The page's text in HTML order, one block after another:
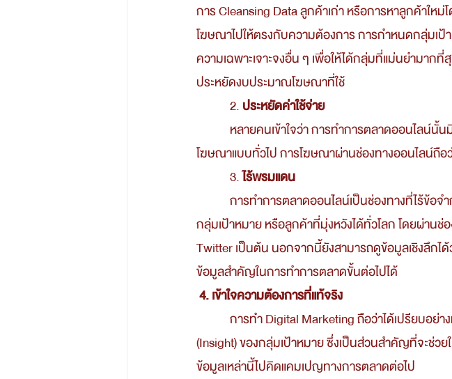
การ Cleansing Data ลูกค้าเก่า หรือการหาลูกค้าให
โฆษณาไปให้ตรงกับความต้องการ การกำหนดกลุ่มเป้า
ความเฉพาะเจาะจงอื่น ๆ เพื่อให้ได้กลุ่มที่แม่นยำมาก
ประหยัดงบประมาณโฆษณาที่ใช้
            2.
ประหยัดค่าใช้จ่าย
โฆษณาแบบทั่วไป การโฆษณาผ่านช่องทางออนไลน์ถื
            3.
ไร้พรมแดน
กลุ่มเป้าหมาย หรือลูกค้าที่มุ่งหวังได้ทั่วโลก โดยผ่านช่
Twitter เป็นต้น นอกจากนี้ยังสามารถดูข้อมูลเชิงลึกได้
ข้อมูลสำคัญในการทำการตลาดขั้นต่อไปได้
4. เข้าใจความต้องการที่แท้จริง
(Insight) ของกลุ่มเป้าหมาย ซึ่งเป็นส่วนสำคัญที่จะช่ว
ข้อมูลเหล่านี้ไปคิดแคมเปญทางการตลาดต่อไป